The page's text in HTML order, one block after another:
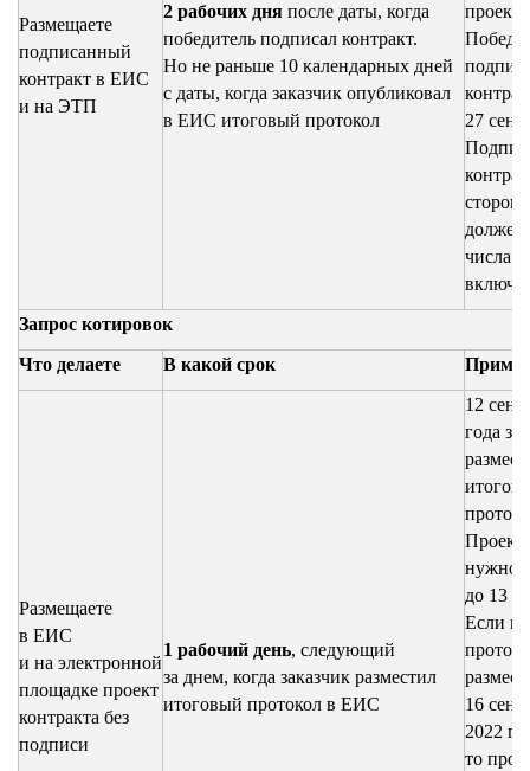
Размещаете
подписанный
контракт в ЕИС
и на ЭТП
2 рабочих дня после даты, когда
победитель подписал контракт.
Но не раньше 10 календарных дней
с даты, когда заказчик опубликовал
в ЕИС итоговый протокол
проект
27
должен
числа
Запрос котировок
Что делаете
В какой срок
Размещаете
в ЕИС
и на электронной
площадке проект
контракта без
подписи
1 рабочий день, следующий
за днем, когда заказчик разместил
итоговый протокол в ЕИС
12
года
Проект
нужно
до 13
Если
16
2022
то